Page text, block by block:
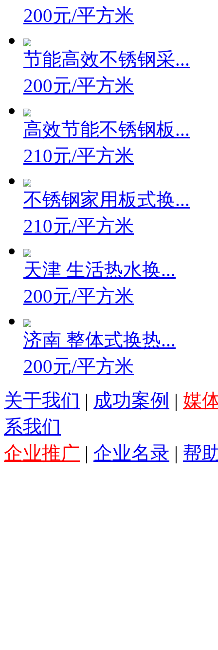
200元/平方米
节能高效不锈钢采...
200元/平方米
高效节能不锈钢板...
210元/平方米
不锈钢家用板式换...
210元/平方米
天津 生活热水换...
200元/平方米
济南 整体式换热...
200元/平方米
关于我们 | 成功案例 | 媒
系我们
企业推广 | 企业名录 | 帮